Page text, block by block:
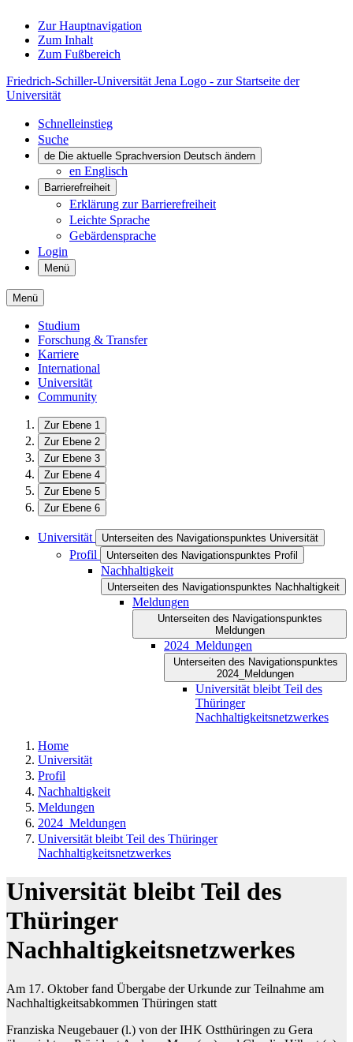
Zur Hauptnavigation
Zum Inhalt
Zum Fußbereich
Friedrich-Schiller-Universität Jena Logo - zur Startseite der
Universität
Schnelleinstieg
Suche
de Die aktuelle Sprachversion Deutsch ändern
en Englisch
Barrierefreiheit
Erklärung zur Barrierefreiheit
Leichte Sprache
Gebärdensprache
Login
Menü
Menü
Studium
Forschung & Transfer
Karriere
International
Universität
Community
Zur Ebene 1
Zur Ebene 2
Zur Ebene 3
Zur Ebene 4
Zur Ebene 5
Zur Ebene 6
Universität Unterseiten des Navigationspunktes Universität
Profil Unterseiten des Navigationspunktes Profil
Nachhaltigkeit
Unterseiten des Navigationspunktes Nachhaltigkeit
Meldungen
Unterseiten des Navigationspunktes
Meldungen
2024_Meldungen
Unterseiten des Navigationspunktes
2024_Meldungen
Universität bleibt Teil des
Thüringer
Nachhaltigkeitsnetzwerkes
Home
Universität
Profil
Nachhaltigkeit
Meldungen
2024_Meldungen
Universität bleibt Teil des Thüringer
Nachhaltigkeitsnetzwerkes
Universität bleibt Teil des
Thüringer
Nachhaltigkeitsnetzwerkes
Am 17. Oktober fand Übergabe der Urkunde zur Teilnahme am
Nachhaltigkeitsabkommen Thüringen statt
Franziska Neugebauer (l.) von der IHK Ostthüringen zu Gera